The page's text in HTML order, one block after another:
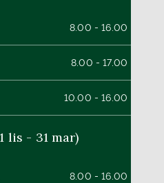
8.00 - 16.00
8.00 - 17.00
10.00 - 16.00
lis - 31 mar)
8.00 - 16.00